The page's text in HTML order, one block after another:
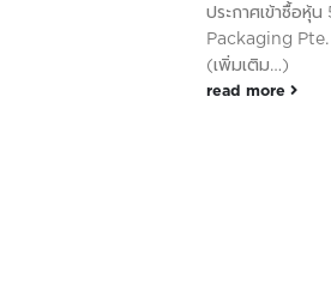
ประกาศเข้าซื้อหุ้
Packaging
(เพิ่มเติม…)
read more